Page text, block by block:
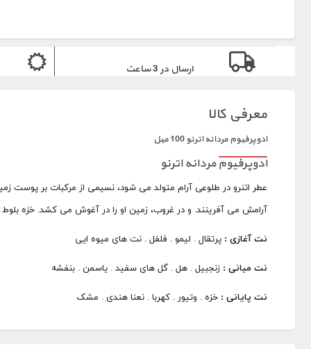
ارسال در 3 ساعت
معرفی کالا
ادوپرفیوم مردانه اترنو 100 میل
ادوپرفیوم مردانه اترنو
عطر اتنرو در طلوعی آرام متولد می شود، نسیمی از مرکبات بر پوست
آرامش می آفرینند. و در غروب، زمین او را در آغوش می کشد. خزه
نت آغازی :پرتقال . لیمو . فلفل . نت های میوه ایی
نت میانی :زنجبیل . هل . گل های سفید . یاسمن . بنفشه
نت پایانی :خزه . وتیور . کهربا . نعنا هندی . مشک